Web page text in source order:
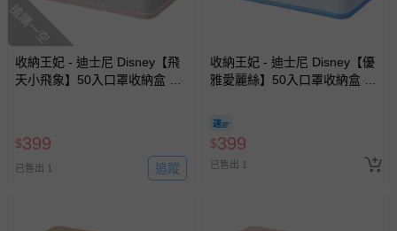
搶購一空
收納王妃 - 迪士尼 Disney【飛
天小飛象】50入口罩收納盒 衛
$399
已售出 1 追蹤
收納王妃 - 迪士尼 Disney【優
雅愛麗絲】50入口罩收納盒 衛
$399
已售出 1